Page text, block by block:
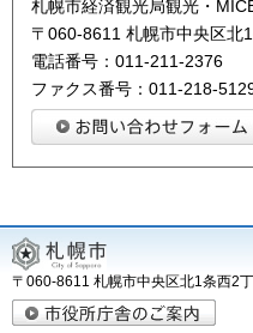
札幌市経済観光局観光・
〒060-8611 札幌市中央区北
電話番号：011-211-2376
ファクス番号：011-218-
〒060-8611 札幌市中央区北1条西